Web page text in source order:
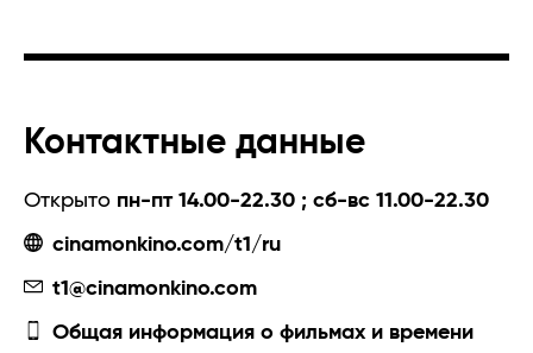
Контактные данные
Открыто пн-пт 14.00-22.30 ; сб-вс 11.00-22.30
cinamonkino.com/t1/ru
t1@cinamonkino.com
Общая информация о фильмах и времени